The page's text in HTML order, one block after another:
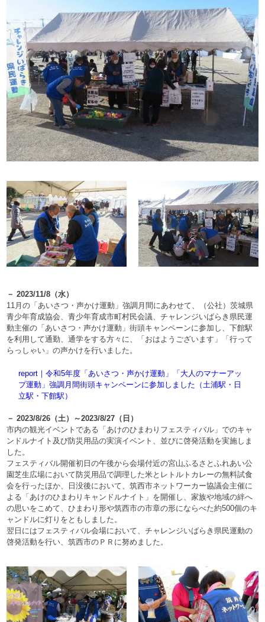
－ 2023/11/8（水）
11月の「あいさつ・声かけ運動」強調月間にあわせて、（公社）茨城県
青少年育成協会、青少年育成市町村民会議、チャレンジいばらき県民運
動主催の「あいさつ・声かけ運動」街頭キャンペーンに参加し、下館駅
を利用して通勤、通学をする方々に、「おはようございます」「行って
らっしゃい」の声かけを行いました。
report｜令和5年度「あいさつ・声かけ運動」「大人のマナーアッ
プ運動」強調月間街頭キャンペーンに参加しました（土浦駅・日
立駅・下館駅）
－ 2023/8/26（土）～2023/8/27（日）
市内の観光イベントである「あけのひまわりフェスティバル」でのキャ
ンドルナイト及び防災用品の実演イベント、並びに啓発活動を実施しま
した。
フェスティバル開催初日の午後から会場付近の宮山ふるさとふれあい公
園芝生広場において防災用品で調理した米とレトルトカレーの無料試食
会を行ったほか、日没後において、筑西市ネットワーカー協議会主催に
よる「あけのひまわりキャンドルナイト」を開催し、家族や地域の絆へ
の思いをこめて、ひまわり形や筑西市の市章の形にならべた約500個のキ
ャンドルに灯りをともしました。
翌日にはフェスティバル会場において、チャレンジいばらき県民運動の
啓発活動を行い、筑西市のＰＲに努めました。